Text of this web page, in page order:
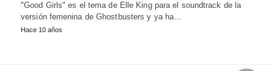
"Good Girls" es el tema de Elle King para el soundtrack de la
versión femenina de Ghostbusters y ya ha…
Hace 10 años